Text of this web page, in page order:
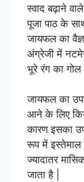
स्वाद बढ़ाने
पूजा पाठ के
जायफल का
अंग्रेजी में
भूरे रंग का गोल
जायफल का
आने के लिए
कारण इसका
रूप में इस्तेमाल
ज्यादातर
जाता है |